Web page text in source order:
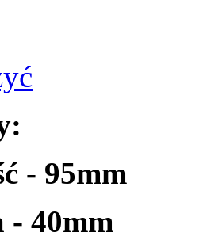
- 95mm
- 40mm